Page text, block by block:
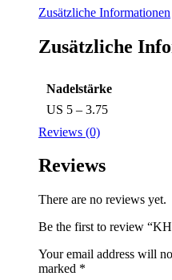
Zusätzliche Informationen
Zusätzliche
Nadelstärke
US 5 – 3.75
Reviews (0)
Reviews
There are no reviews yet.
Be the first to review
Your email address will
marked *